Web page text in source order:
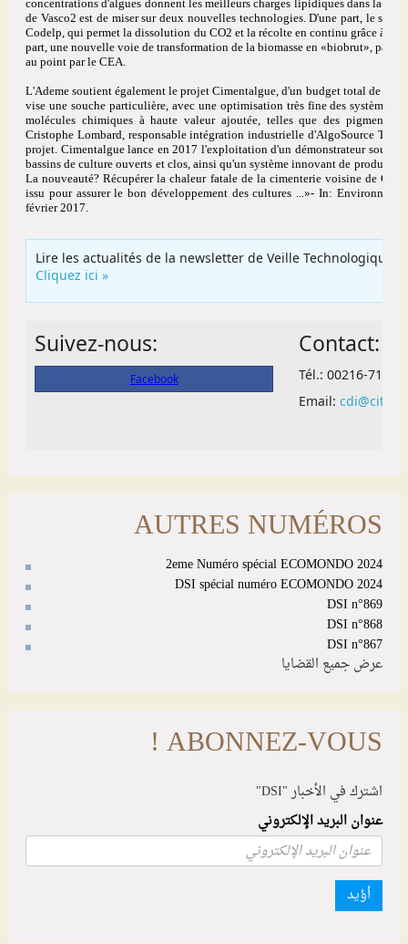
AUTRES NUMÉROS
2eme Numéro spécial ECOMONDO 2024
DSI spécial numéro ECOMONDO 2024
DSI n°869
DSI n°868
DSI n°867
عرض جميع القضايا
ABONNEZ-VOUS !
اشترك في الأخبار "DSI"
عنوان البريد الإلكتروني
أؤيد